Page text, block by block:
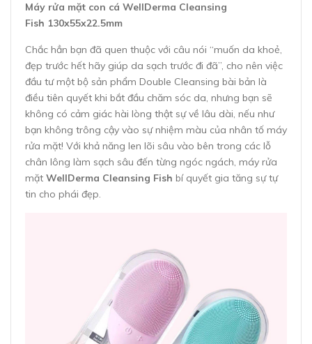
Máy rửa mặt con cá WellDerma Cleansing
Fish 130x55x22.5mm
Chắc hẳn bạn đã quen thuộc với câu nói “muốn da khoẻ,
đẹp trước hết hãy giúp da sạch trước đi đã”, cho nên việc
đầu tư một bộ sản phẩm Double Cleansing bài bản là
điều tiên quyết khi bắt đầu chăm sóc da, nhưng bạn sẽ
không có cảm giác hài lòng thật sự về lâu dài, nếu như
bạn không trông cậy vào sự nhiệm màu của nhân tố máy
rửa mặt! Với khả năng len lõi sâu vào bên trong các lỗ
chân lông làm sạch sâu đến từng ngóc ngách, máy rửa
mặt WellDerma Cleansing Fish bí quyết gia tăng sự tự
tin cho phái đẹp.